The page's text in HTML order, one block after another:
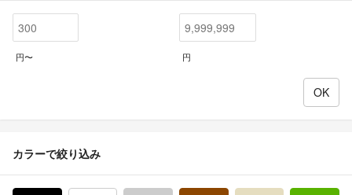
円〜 円
カラーで絞り込み